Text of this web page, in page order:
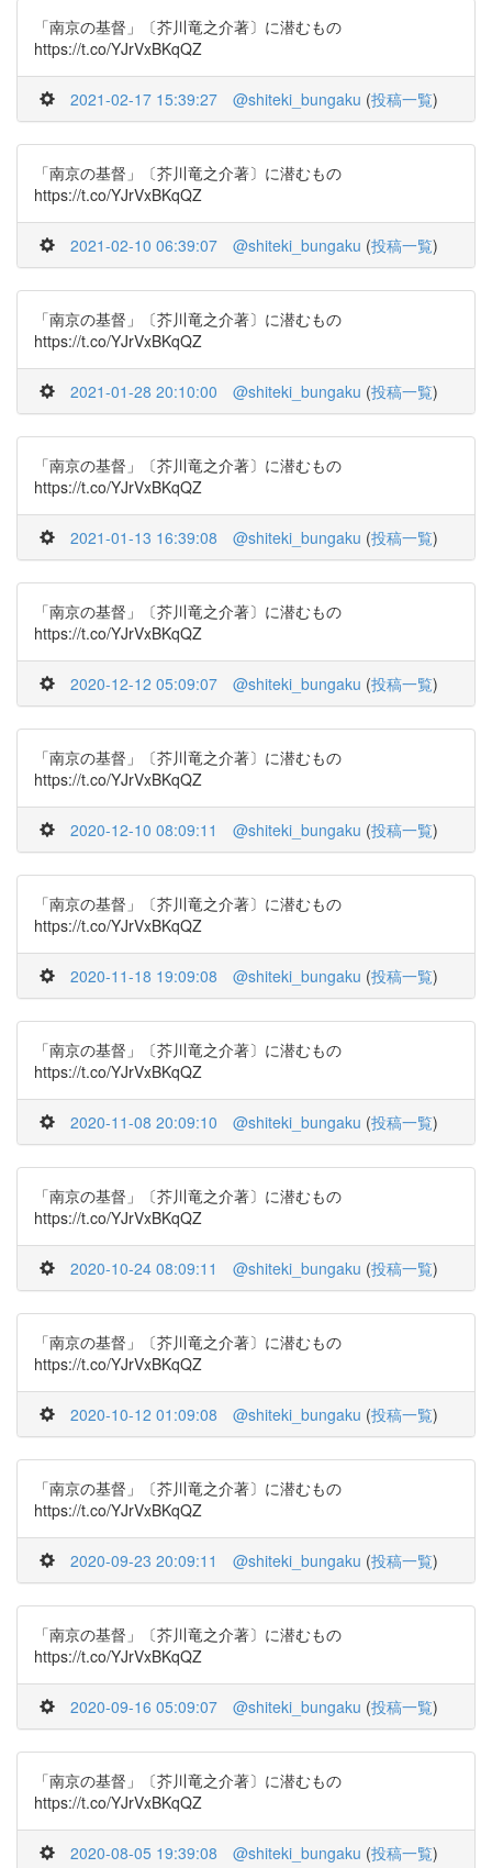
「南京の基督」〔芥川竜之介著〕に潜むもの
https://t.co/YJrVxBKqQZ
2021-02-17 15:39:27 @shiteki_bungaku (投稿一覧)
「南京の基督」〔芥川竜之介著〕に潜むもの
https://t.co/YJrVxBKqQZ
2021-02-10 06:39:07 @shiteki_bungaku (投稿一覧)
「南京の基督」〔芥川竜之介著〕に潜むもの
https://t.co/YJrVxBKqQZ
2021-01-28 20:10:00 @shiteki_bungaku (投稿一覧)
「南京の基督」〔芥川竜之介著〕に潜むもの
https://t.co/YJrVxBKqQZ
2021-01-13 16:39:08 @shiteki_bungaku (投稿一覧)
「南京の基督」〔芥川竜之介著〕に潜むもの
https://t.co/YJrVxBKqQZ
2020-12-12 05:09:07 @shiteki_bungaku (投稿一覧)
「南京の基督」〔芥川竜之介著〕に潜むもの
https://t.co/YJrVxBKqQZ
2020-12-10 08:09:11 @shiteki_bungaku (投稿一覧)
「南京の基督」〔芥川竜之介著〕に潜むもの
https://t.co/YJrVxBKqQZ
2020-11-18 19:09:08 @shiteki_bungaku (投稿一覧)
「南京の基督」〔芥川竜之介著〕に潜むもの
https://t.co/YJrVxBKqQZ
2020-11-08 20:09:10 @shiteki_bungaku (投稿一覧)
「南京の基督」〔芥川竜之介著〕に潜むもの
https://t.co/YJrVxBKqQZ
2020-10-24 08:09:11 @shiteki_bungaku (投稿一覧)
「南京の基督」〔芥川竜之介著〕に潜むもの
https://t.co/YJrVxBKqQZ
2020-10-12 01:09:08 @shiteki_bungaku (投稿一覧)
「南京の基督」〔芥川竜之介著〕に潜むもの
https://t.co/YJrVxBKqQZ
2020-09-23 20:09:11 @shiteki_bungaku (投稿一覧)
「南京の基督」〔芥川竜之介著〕に潜むもの
https://t.co/YJrVxBKqQZ
2020-09-16 05:09:07 @shiteki_bungaku (投稿一覧)
「南京の基督」〔芥川竜之介著〕に潜むもの
https://t.co/YJrVxBKqQZ
2020-08-05 19:39:08 @shiteki_bungaku (投稿一覧)